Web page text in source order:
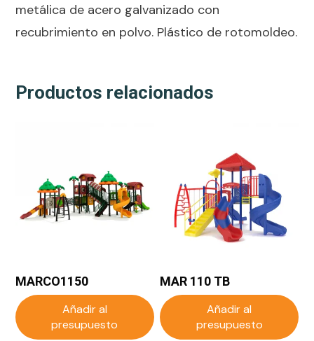
metálica de acero galvanizado con
recubrimiento en polvo. Plástico de rotomoldeo.
Productos relacionados
MARCO1150
Añadir al
presupuesto
MAR 110 TB
Añadir al
presupuesto